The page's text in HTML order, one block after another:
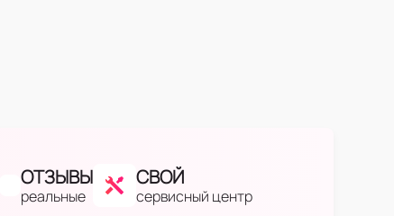
ОТЗЫВЫ
реальные
СВОЙ
сервисный центр